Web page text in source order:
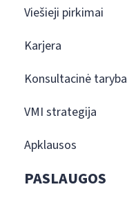
Viešieji pirkimai
Karjera
Konsultacinė taryba
VMI strategija
Apklausos
PASLAUGOS